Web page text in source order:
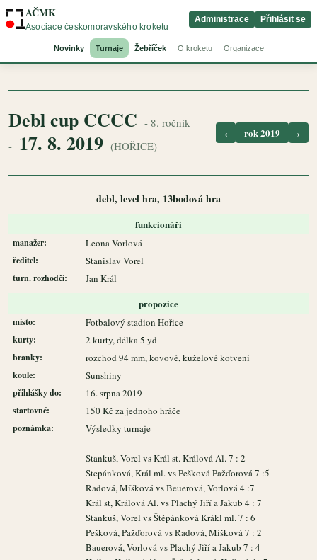
AČMK
Asociace českomoravského kroketu
Novinky Turnaje Žebříček O kroketu Organizace
Administrace Přihlásit se
Debl cup CCCC - 8. ročník
- 17. 8. 2019 (HOŘICE)
‹ rok 2019 ›
debl, level hra, 13bodová hra
funkcionáři
manažer: Leona Vorlová
ředitel: Stanislav Vorel
turn. rozhodčí: Jan Král
propozice
místo: Fotbalový stadion Hořice
kurty: 2 kurty, délka 5 yd
branky: rozchod 94 mm, kovové, kuželové kotvení
koule: Sunshiny
přihlášky do: 16. srpna 2019
startovné: 150 Kč za jednoho hráče
poznámka: Výsledky turnaje
Stankuš, Vorel vs Král st. Králová Al. 7 : 2
Štepánková, Král ml. vs Pešková Pažďorová 7 :5
Radová, Míšková vs Beuerová, Vorlová 4 :7
Král st, Králová Al. vs Plachý Jiří a Jakub 4 : 7
Stankuš, Vorel vs Štěpánková Krákl ml. 7 : 6
Pešková, Pažďorová vs Radová, Míšková 7 : 2
Bauerová, Vorlová vs Plachý Jiří a Jakub 7 : 4